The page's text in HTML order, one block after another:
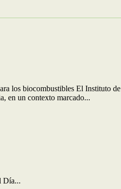
los biocombustibles El Instituto
en un contexto marcado...
Día...